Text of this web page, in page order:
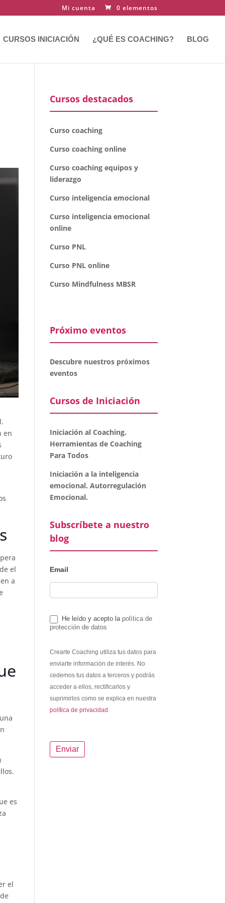
Mi cuenta 0 elementos
CURSOS INICIACIÓN ¿QUÉ ES COACHING? BLOG
en
el
a
es
el
Cursos destacados
Curso coaching
Curso coaching online
Curso coaching equipos y
liderazgo
Curso inteligencia emocional
Curso inteligencia emocional
online
Curso PNL
Curso PNL online
Curso Mindfulness MBSR
Próximo eventos
Descubre nuestros próximos
eventos
Cursos de Iniciación
Iniciación al Coaching.
Herramientas de Coaching
Para Todos
Iniciación a la inteligencia
emocional. Autorregulación
Emocional.
Subscríbete a nuestro
blog
Email
He leído y acepto la política de
protección de datos
Crearte Coaching utiliza tus datos para
enviarte información de interés. No
cedemos tus datos a terceros y podrás
acceder a ellos, rectificarlos y
suprimirlos como se explica en nuestra
política de privacidad.